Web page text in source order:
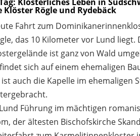
Klöster Rögle und Rydebäck
Fahrt zum
das 10 Kilometer vor Lund liegt.
ist ganz von Wald
sich auf einem ehemaligen
ist auch die Kapelle im ehemaligen
Führung im mächtigen
der ältesten Bischofskirche